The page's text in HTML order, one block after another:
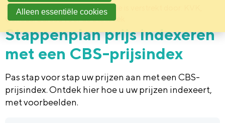
10 oktober 2022Deze informatie is verstrekt door: KVK,
Centraal Bureau voor de Statistiek
Stappenplan prijs indexeren
met een CBS-prijsindex
Pas stap voor stap uw prijzen aan met een CBS-
prijsindex. Ontdek hier hoe u uw prijzen indexeert,
met voorbeelden.
Alleen essentiële cookies